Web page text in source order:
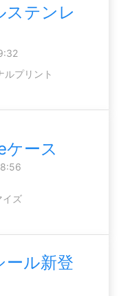
ステンレ
ルプリント
ケース
イズ
ール新登